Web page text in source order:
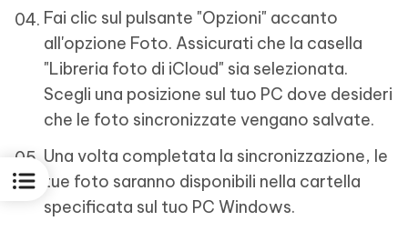
Fai clic sul pulsante "Opzioni" accanto
all'opzione Foto. Assicurati che la casella
"Libreria foto di iCloud" sia selezionata.
Scegli una posizione sul tuo PC dove desideri
che le foto sincronizzate vengano salvate.
Una volta completata la sincronizzazione, le
tue foto saranno disponibili nella cartella
specificata sul tuo PC Windows.